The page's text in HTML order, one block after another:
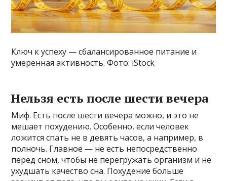
Ключ к успеху — сбалансированное питание и
умеренная активность. Фото: iStock
Нельзя есть после шести вечера
Миф. Есть после шести вечера можно, и это не
мешает похудению. Особенно, если человек
ложится спать не в девять часов, а например, в
полночь. Главное — не есть непосредственно
перед сном, чтобы не перегружать организм и не
ухудшать качество сна. Похудение больше